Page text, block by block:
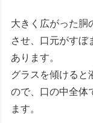
大きく広がった胴
させ、口元がすぼ
あります。
グラスを傾けると
ので、口の中全体
ます。